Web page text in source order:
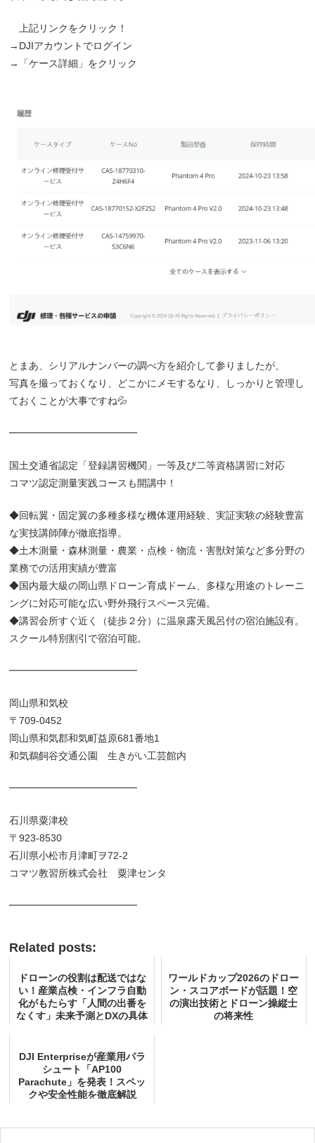
上記リンクをクリック！
→DJIアカウントでログイン
→「ケース詳細」をクリック
とまあ、シリアルナンバーの調べ方を紹介して参りましたが、
写真を撮っておくなり、どこかにメモするなり、しっかりと管理し
ておくことが大事ですね💦
━━━━━━━━━━━━━
国土交通省認定「登録講習機関」一等及び二等資格講習に対応
コマツ認定測量実践コースも開講中！
◆回転翼・固定翼の多種多様な機体運用経験、実証実験の経験豊富
な実技講師陣が徹底指導。
◆土木測量・森林測量・農業・点検・物流・害獣対策など多分野の
業務での活用実績が豊富
◆国内最大級の岡山県ドローン育成ドーム、多様な用途のトレーニ
ングに対応可能な広い野外飛行スペース完備。
◆講習会所すぐ近く（徒歩２分）に温泉露天風呂付の宿泊施設有。
スクール特別割引で宿泊可能。
━━━━━━━━━━━━━
岡山県和気校
〒709-0452
岡山県和気郡和気町益原681番地1
和気鵜飼谷交通公園 生きがい工芸館内
━━━━━━━━━━━━━
石川県粟津校
〒923-8530
石川県小松市月津町ヲ72-2
コマツ教習所株式会社 粟津センタ
━━━━━━━━━━━━━
Related posts:
ドローンの役割は配送ではな
い！産業点検・インフラ自動
化がもたらす「人間の出番を
なくす」未来予測とDXの具体
ワールドカップ2026のドロー
ン・スコアボードが話題！空
の演出技術とドローン操縦士
の将来性
DJI Enterpriseが産業用パラ
シュート「AP100
Parachute」を発表！スペッ
クや安全性能を徹底解説